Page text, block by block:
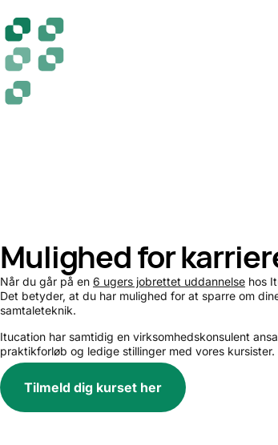
Mulighed for
Når du går på en 6 ugers jobrettet uddannelse hos
Det betyder, at du har mulighed for at sparre om
samtaleteknik.
Itucation har samtidig en virksomhedskonsulent
praktikforløb og ledige stillinger med vores kursister.
Tilmeld dig kurset her